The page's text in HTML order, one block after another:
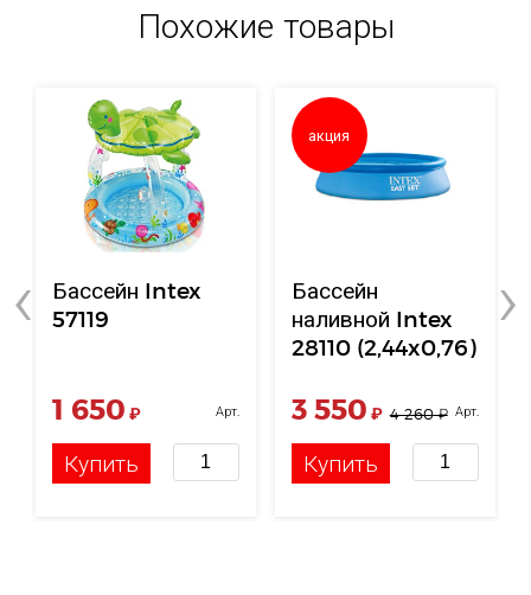
Похожие товары
Бассейн Intex
57119
1 650 ₽
Арт.
Купить
акция
Бассейн
наливной Intex
28110 (2,44x0,76)
3 550 ₽ 4 260₽ Арт.
Купить
‹ ›